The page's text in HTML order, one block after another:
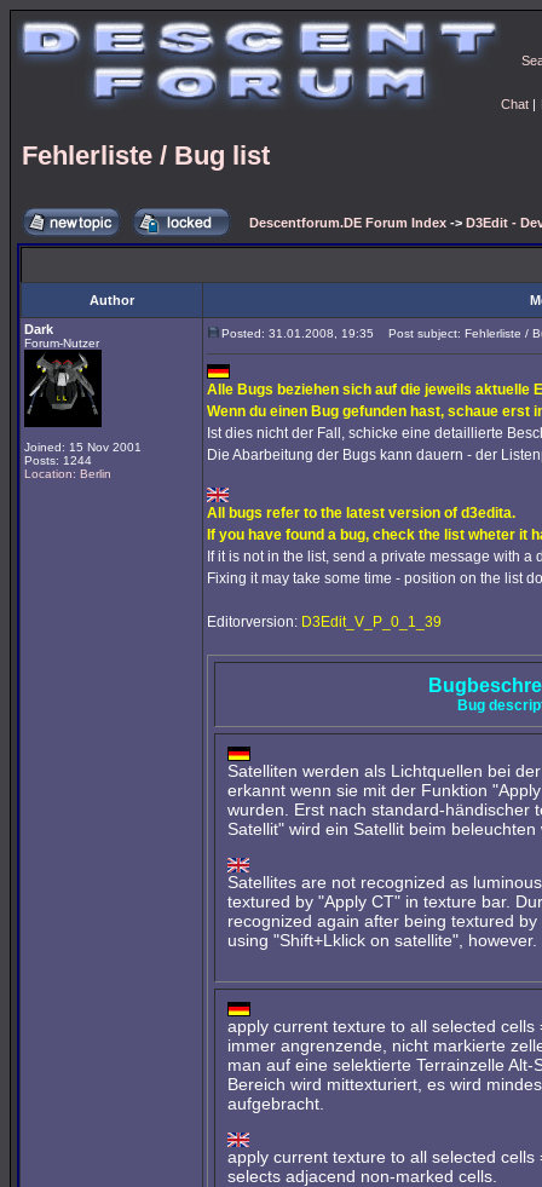
Chat |
Fehlerliste / Bug list
Descentforum.DE Forum Index -> D3Edit -
Author
Dark
Forum-Nutzer
Joined: 15 Nov 2001
Posts: 1244
Location: Berlin
Posted: 31.01.2008, 19:35 Post subject: Fehlerliste /
Alle Bugs beziehen sich auf die jeweils aktuelle
Wenn du einen Bug gefunden hast, schaue erst
Ist dies nicht der Fall, schicke eine detaillierte
Die Abarbeitung der Bugs kann dauern - der
All bugs refer to the latest version of d3edita.
If you have found a bug, check the list wheter it
If it is not in the list, send a private message with
Fixing it may take some time - position on the list
Editorversion: D3Edit_V_P_0_1_39
Bug
Satelliten werden als Lichtquellen bei
erkannt wenn sie mit der Funktion
wurden. Erst nach standard-händischer
Satellit" wird ein Satellit beim
Satellites are not recognized as
textured by "Apply CT" in texture bar.
recognized again after being textured
using "Shift+Lklick on satellite", however.
apply current texture to all selected cells
immer angrenzende, nicht markierte
man auf eine selektierte Terrainzelle
Bereich wird mittexturiert, es wird
aufgebracht.
apply current texture to all selected cells
selects adjacend non-marked cells.